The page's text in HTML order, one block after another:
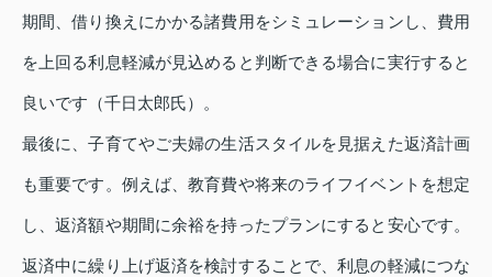
期間、借り換えにかかる諸費用をシミュレーションし、費用
を上回る利息軽減が見込めると判断できる場合に実行すると
良いです（千日太郎氏）。
最後に、子育てやご夫婦の生活スタイルを見据えた返済計画
も重要です。例えば、教育費や将来のライフイベントを想定
し、返済額や期間に余裕を持ったプランにすると安心です。
返済中に繰り上げ返済を検討することで、利息の軽減につな